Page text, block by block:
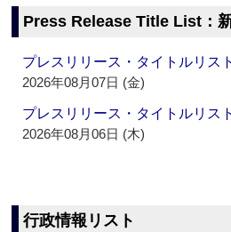
Press Release Title List：
プレスリリース・タイトルリ
2026年08月07日 (金)
プレスリリース・タイトルリ
2026年08月06日 (木)
行政情報リスト